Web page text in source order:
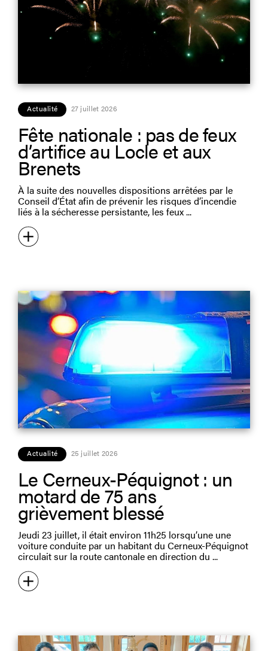
Actualité 27 juillet 2026
Fête nationale : pas de feux
d’artifice au Locle et aux
Brenets
À la suite des nouvelles dispositions arrêtées par le
Conseil d’État afin de prévenir les risques d’incendie
liés à la sécheresse persistante, les feux
Actualité 25 juillet 2026
Le Cerneux-Péquignot : un
motard de 75 ans
grièvement blessé
Jeudi 23 juillet, il était environ 11h25 lorsqu’une une
voiture conduite par un habitant du Cerneux-Péquignot
circulait sur la route cantonale en direction du